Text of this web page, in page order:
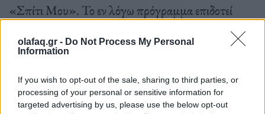
olafaq.gr - Do Not Process My Personal
Information
If you wish to opt-out of the sale, sharing to third parties, or
processing of your personal or sensitive information for
targeted advertising by us, please use the below opt-out
«Σπίτι Μου». Το εν λόγω πρόγραμμα επιδοτεί
νέους από 25 έως 39 ετών, για την αγορά ακινήτων